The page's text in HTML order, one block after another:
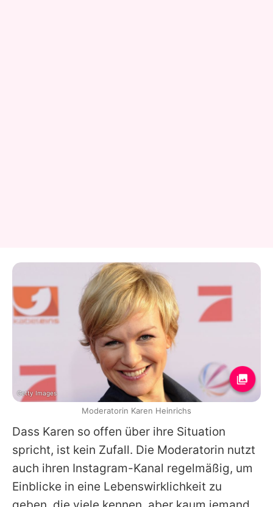
Dass Karen so offen über ihre Situation
spricht, ist kein Zufall. Die Moderatorin nutzt
auch ihren Instagram-Kanal regelmäßig, um
Einblicke in eine Lebenswirklichkeit zu
Getty Images
Moderatorin Karen Heinrichs